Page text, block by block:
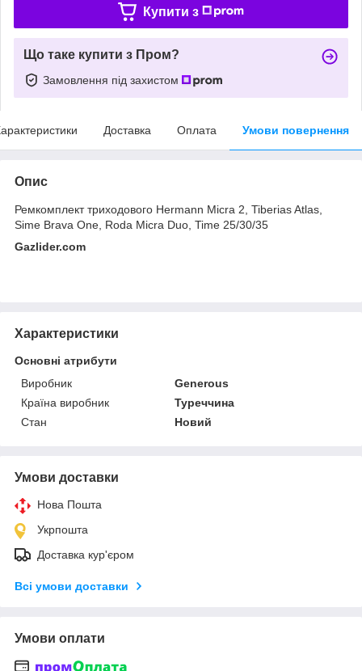
Купити з
Що таке купити з Пром?
Замовлення під захистом
Доставка Оплата Умови повернення
Опис
Ремкомплект триходового Hermann Micra 2, Tiberias Atlas,
Sime Brava One, Roda Micra Duo, Time 25/30/35
Gazlider.com
Характеристики
Основні атрибути
Виробник
Generous
Країна виробник
Туреччина
Стан
Новий
Умови доставки
Нова Пошта
Укрпошта
Доставка кур'єром
Всі умови доставки
Умови оплати